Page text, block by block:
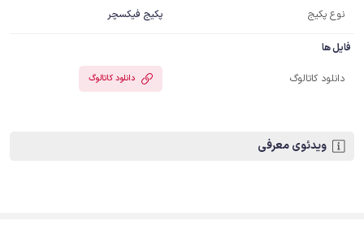
نوع پکیج پکیج فیکسچر
فایل ها
دانلود کاتالوگ دانلود کاتالوگ
ویدئوی معرفی